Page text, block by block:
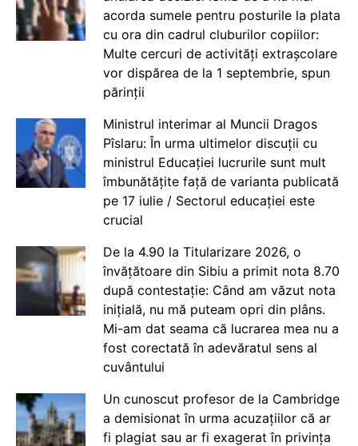
acorda sumele pentru posturile la plata
cu ora din cadrul cluburilor copiilor:
Multe cercuri de activități extrașcolare
vor dispărea de la 1 septembrie, spun
părinții
Ministrul interimar al Muncii Dragos
Pîslaru: În urma ultimelor discuții cu
ministrul Educației lucrurile sunt mult
îmbunătățite față de varianta publicată
pe 17 iulie / Sectorul educației este
crucial
De la 4.90 la Titularizare 2026, o
învățătoare din Sibiu a primit nota 8.70
după contestație: Când am văzut nota
inițială, nu mă puteam opri din plâns.
Mi-am dat seama că lucrarea mea nu a
fost corectată în adevăratul sens al
cuvântului
Un cunoscut profesor de la Cambridge
a demisionat în urma acuzațiilor că ar
fi plagiat sau ar fi exagerat în privința